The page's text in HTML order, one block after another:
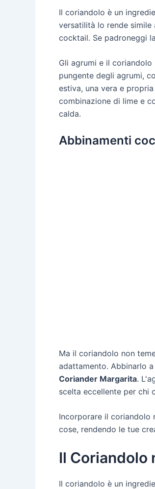
Il coriandolo è un
versatilità lo rende
cocktail. Se padroneggi
Gli agrumi e il
pungente degli agrumi,
estiva, una vera e
combinazione di lime e
calda.
Abbinamenti
Ma il coriandolo non
adattamento. Abbinarlo
Coriander Margarita.
scelta eccellente per chi
Incorporare il coriandolo
cose, rendendo le tue
Il Coriandolo
Il coriandolo è un